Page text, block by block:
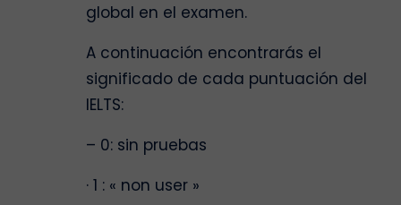
global en el examen.
A continuación encontrarás el
significado de cada puntuación del
IELTS:
– 0: sin pruebas
· 1 : « non user »